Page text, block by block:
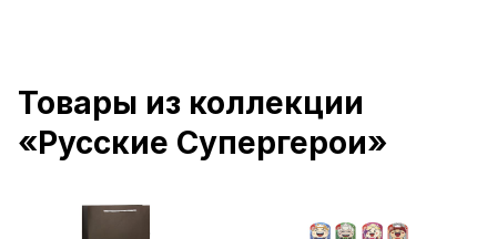
Товары из коллекции
«Русские Супергерои»